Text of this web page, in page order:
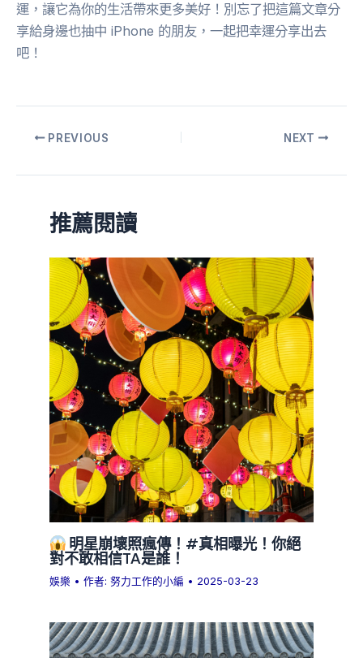
運，讓它為你的生活帶來更多美好！別忘了把這篇文章分
享給身邊也抽中 iPhone 的朋友，一起把幸運分享出去
吧！
PREVIOUS NEXT
推薦閱讀
明星崩壞照瘋傳！#真相曝光！你絕
對不敢相信TA是誰！
娛樂 • 作者:努力工作的小編 • 2025-03-23